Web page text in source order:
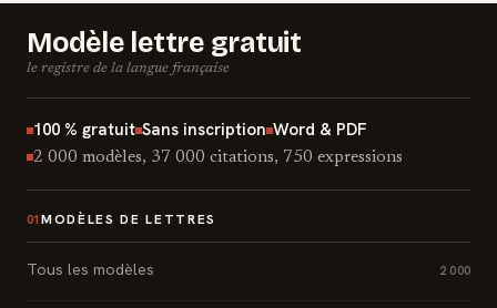
Modèle lettre gratuit
le registre de la langue française
100 % gratuit Sans inscription Word & PDF
2 000 modèles, 37 000 citations, 750 expressions
01 MODÈLES DE LETTRES
Tous les modèles 2 000